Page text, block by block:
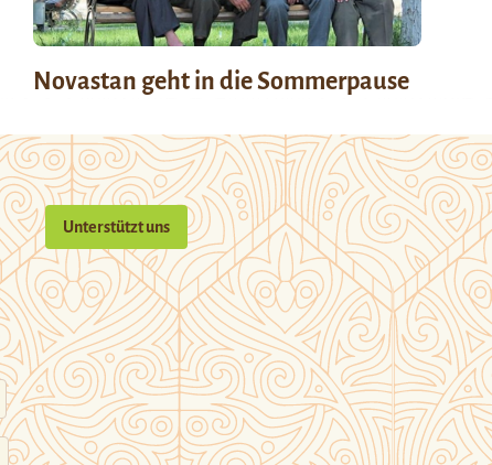
Novastan geht in die Sommerpause
Unterstützt uns